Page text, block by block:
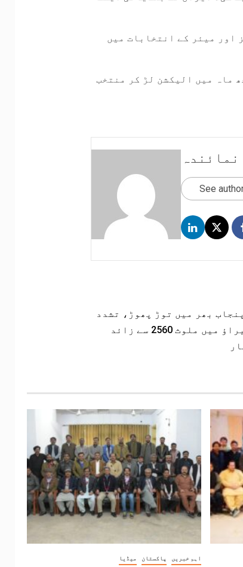
اور میئر کے انتخابات میں
ماہ میں الیکشن لڑ کر منتخب
نمائندہ
See
بھر میں توڑ پھوڑ، تشدد
اور جلاؤ گھیراؤ میں ملوث 2560 سے زائد
اہم خبریں پاکستان میڈیا